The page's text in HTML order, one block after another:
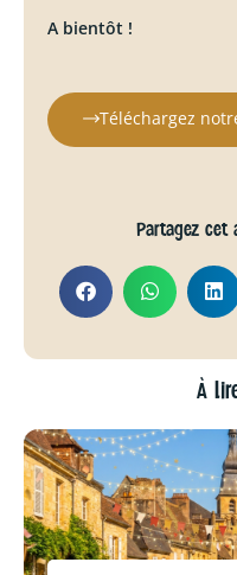
A bientôt !
Téléchargez
Partagez cet
À